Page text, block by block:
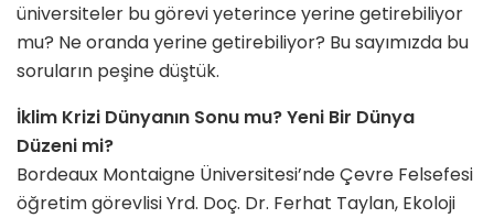
üniversiteler bu görevi yeterince yerine getirebiliyor
mu? Ne oranda yerine getirebiliyor? Bu sayımızda bu
soruların peşine düştük.
İklim Krizi Dünyanın Sonu mu? Yeni Bir Dünya
Düzeni mi?
Bordeaux Montaigne Üniversitesi’nde Çevre Felsefesi
öğretim görevlisi Yrd. Doç. Dr. Ferhat Taylan, Ekoloji